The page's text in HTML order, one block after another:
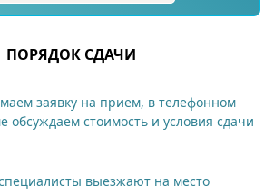
ПОРЯДОК СДАЧИ
заявку на прием, в телефонном
обсуждаем стоимость и условия сдачи
выезжают на место